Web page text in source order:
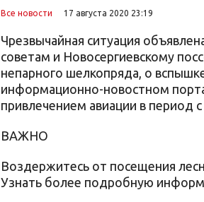
Все новости 17 августа 2020 23:19
Чрезвычайная ситуация
советам и Новосергиевскому
непарного шелкопряда, о
информационно-новостном
привлечением авиации в период
ВАЖНО
Воздержитесь от посещения
Узнать более подробную